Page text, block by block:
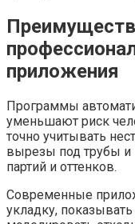
приложения
Программы
уменьшают риск
точно учитывать
вырезы под трубы и
партий и оттенков.
Современные
укладку,